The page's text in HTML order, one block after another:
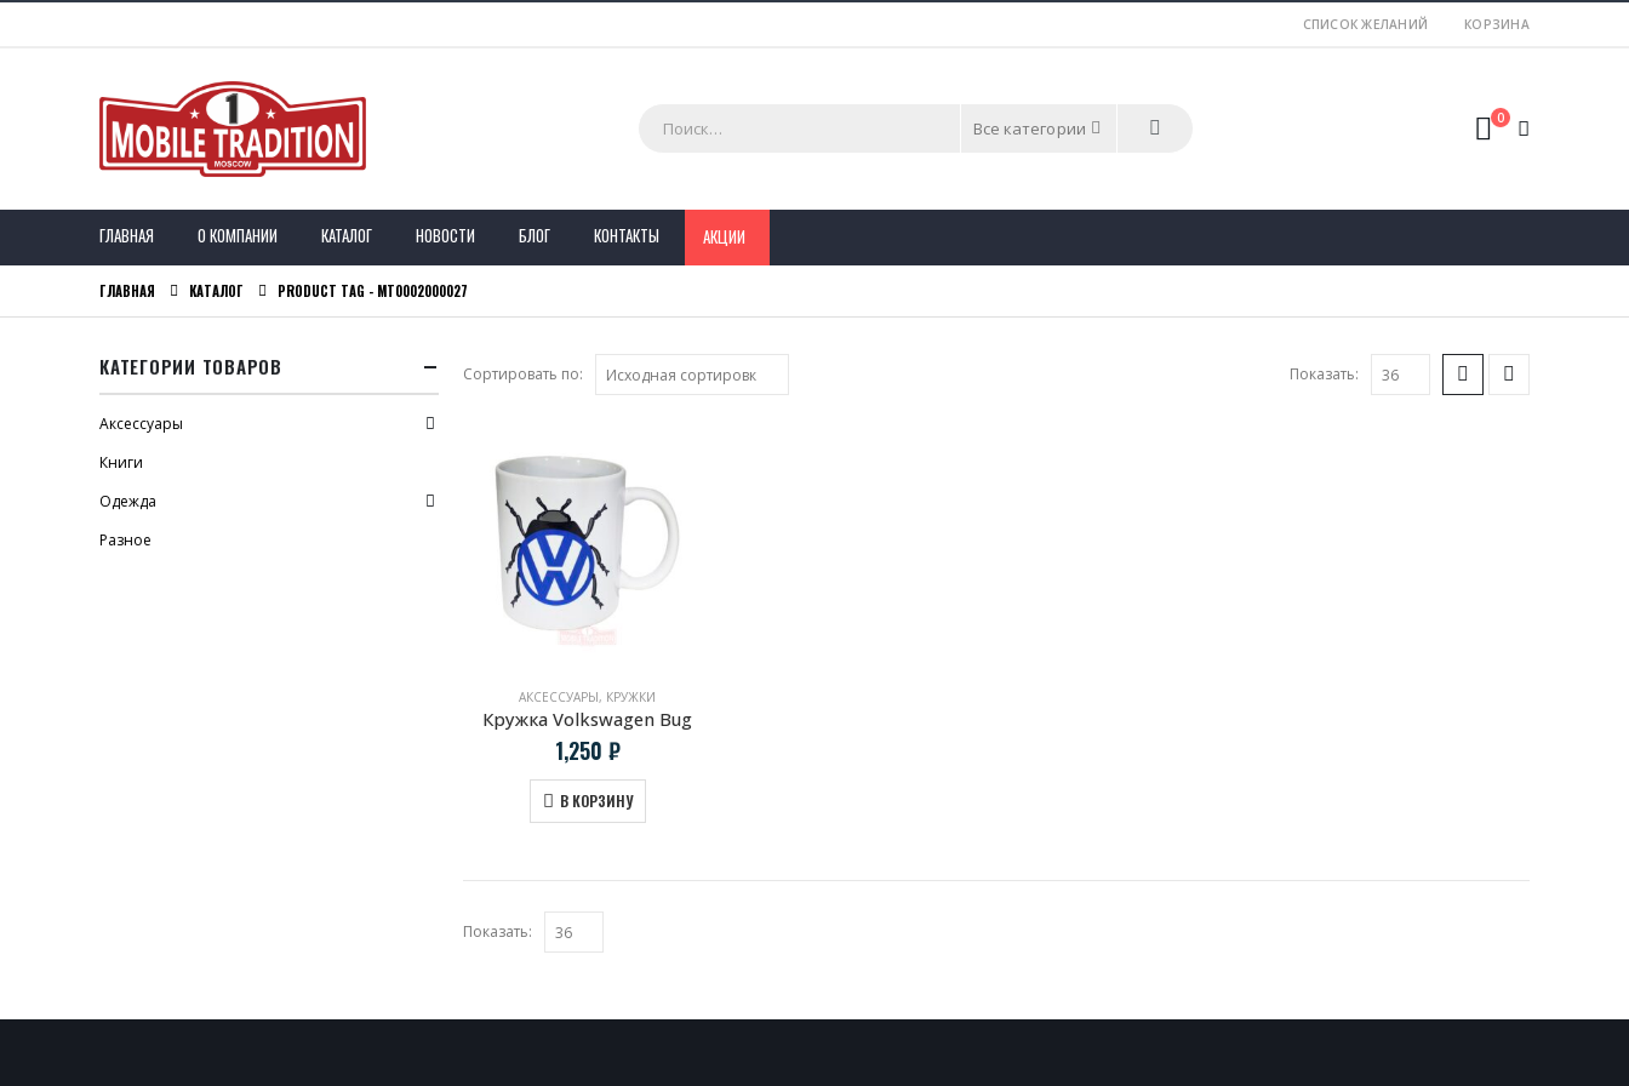
СПИСОК ЖЕЛАНИЙ КОРЗИНА
Все категории 0
ГЛАВНАЯ О КОМПАНИИ КАТАЛОГ НОВОСТИ БЛОГ КОНТАКТЫ АКЦИИ
ГЛАВНАЯ КАТАЛОГ PRODUCT TAG - MT0002000027
Сортировать по: Показать:
АКСЕССУАРЫ, КРУЖКИ
Кружка Volkswagen Bug
1,250 ₽
В КОРЗИНУ
Показать:
КАТЕГОРИИ ТОВАРОВ
Аксессуары
Книги
Одежда
Разное